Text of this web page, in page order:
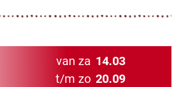
van za 14.03
t/m zo 20.09